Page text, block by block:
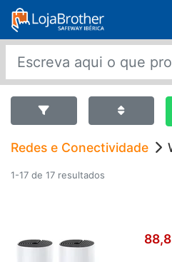
Redes e Conectividade
1-17 de 17 resultados